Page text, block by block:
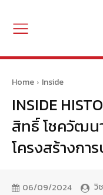
Home Inside
INSIDE
สิทธิ์ โชควัฒน
โครงสร้างกา
06/09/2024 วิ